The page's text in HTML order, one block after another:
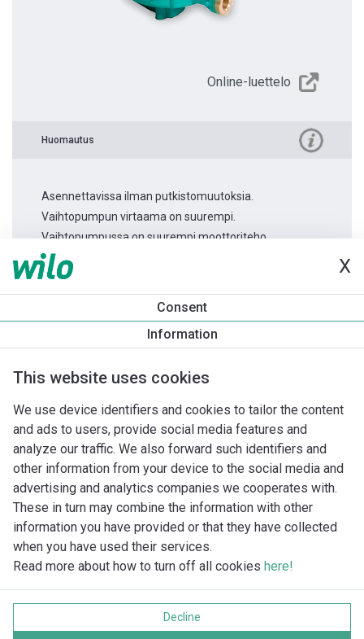
X
Consent
Information
This website uses cookies
We use device identifiers and cookies to tailor the content
and ads to users, provide social media features and
analyze our traffic. We also forward such identifiers and
other information from your device to the social media and
advertising and analytics companies we cooperates with.
These in turn may combine the information with other
information you have provided or that they have collected
when you have used their services.
Read more about how to turn off all cookies here!
Decline
Online-luettelo
Huomautus
Asennettavissa ilman putkistomuutoksia.
Vaihtopumpun virtaama on suurempi.
Vaihtopumpussa on suurempi moottoriteho.
Tuotetietoa
Imprint
Tietosuoja